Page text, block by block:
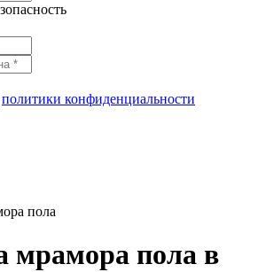
политики конфиденциальности
пола
пола в